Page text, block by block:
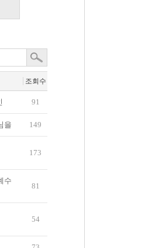
조회수
91
을 149
173
수
81
54